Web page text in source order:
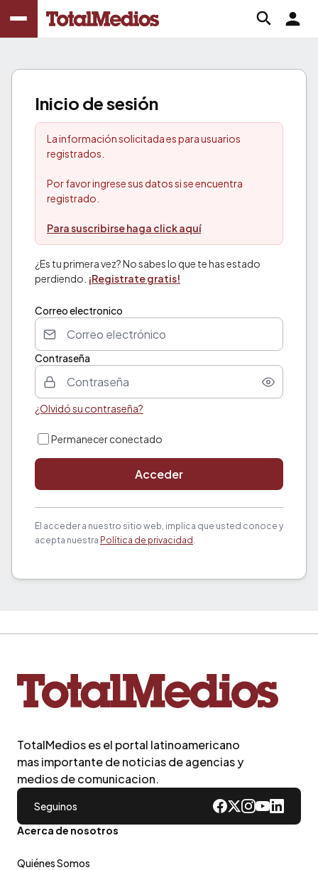
Inicio de sesión
La información solicitada es para usuarios
registrados.
Por favor ingrese sus datos si se encuentra
registrado.
Para suscribirse haga click aquí
¿Es tu primera vez? No sabes lo que te has estado
perdiendo. ¡Registrate gratis!
Correo electronico
Contraseña
¿Olvidó su contraseña?
Permanecer conectado
Acceder
El acceder a nuestro sitio web, implica que usted conoce y
acepta nuestra Política de privacidad .
TotalMedios es el portal latinoamericano
mas importante de noticias de agencias y
medios de comunicacion.
Seguinos
Acerca de nosotros
Quiénes Somos